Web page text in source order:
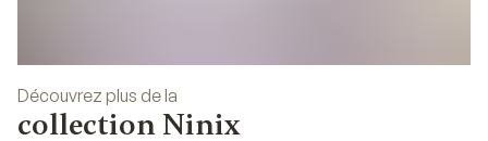
Découvrez plus de la
collection Ninix